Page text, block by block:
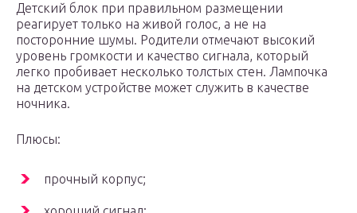
Детский блок при правильном размещении
реагирует только на живой голос, а не на
посторонние шумы. Родители отмечают высокий
уровень громкости и качество сигнала, который
легко пробивает несколько толстых стен. Лампочка
на детском устройстве может служить в качестве
ночника.
Плюсы:
прочный корпус;